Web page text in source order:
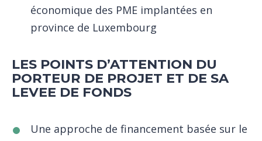
économique des PME implantées en
province de Luxembourg
LES POINTS D’ATTENTION DU
PORTEUR DE PROJET ET DE SA
LEVEE DE FONDS
Une approche de financement basée sur le